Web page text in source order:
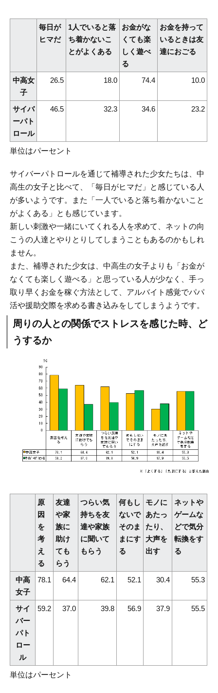
毎日が
ヒマだ
1人でいると落
ち着かないこ
とがよくある
お金がな
くても楽
しく遊べ
る
お金を持って
いるときは友
達におごる
中高女
子
26.5 18.0 74.4 10.0
サイバ
ーパト
ロール
46.5 32.3 34.6 23.2
単位はパーセント
サイバーパトロールを通じて補導された少女たちは、中
高生の女子と比べて、「毎日がヒマだ」と感じている人
が多いようです。また「一人でいると落ち着かないこと
がよくある」とも感じています。
新しい刺激や一緒にいてくれる人を求めて、ネットの向
こうの人達とやりとりしてしまうこともあるのかもしれ
ません。
また、補導された少女は、中高生の女子よりも「お金が
なくても楽しく遊べる」と思っている人が少なく、手っ
取り早くお金を稼ぐ方法として、アルバイト感覚でパパ
活や援助交際を求める書き込みをしてしまうようです。
周りの人との関係でストレスを感じた時、ど
うするか
原
因
を
考
え
る
友達
や家
族に
助け
ても
らう
つらい気
持ちを友
達や家族
に聞いて
もらう
何もし
ないで
そのま
まにす
る
モノに
あたっ
たり、
大声を
出す
ネットや
ゲームな
どで気分
転換をす
る
中高
女子
78.1 64.4 62.1 52.1 30.4 55.3
サイ
バー
パト
ロー
ル
59.2 37.0 39.8 56.9 37.9 55.5
単位はパーセント